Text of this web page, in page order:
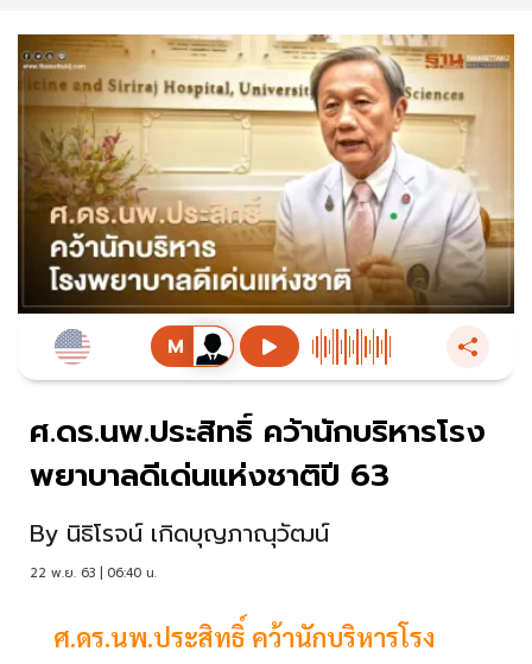
ศ.ดร.นพ.ประสิทธิ์ คว้านักบริหารโรง
พยาบาลดีเด่นแห่งชาติปี 63
By นิธิโรจน์ เกิดบุญภาณุวัฒน์
22 พ.ย. 63 | 06:40 น.
ศ.ดร.นพ.ประสิทธิ์ คว้านักบริหารโรง